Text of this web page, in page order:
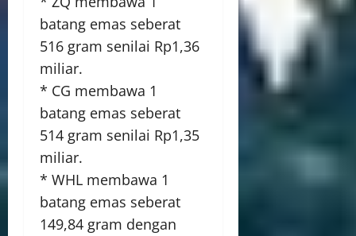
batang emas seberat
516 gram senilai Rp1,36
miliar.
* CG membawa 1
batang emas seberat
514 gram senilai Rp1,35
miliar.
* WHL membawa 1
batang emas seberat
149,84 gram dengan